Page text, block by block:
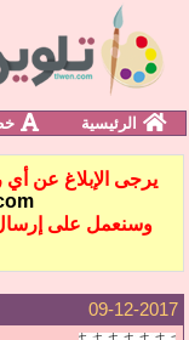
الرئيسية
يرجى الإبلاغ عن أي
وسنعمل على
09-12-2017